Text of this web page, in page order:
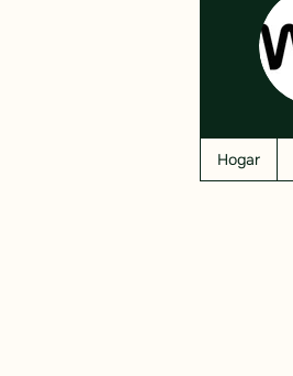
Hogar